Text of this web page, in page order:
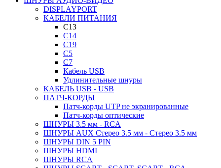
DISPLAYPORT
КАБЕЛИ ПИТАНИЯ
C13
C14
C19
C5
C7
Кабель USB
Удлинительные шнуры
КАБЕЛЬ USB - USB
ПАТЧ-КОРДЫ
Патч-корды UTP не экранированные
Патч-корды оптические
ШНУРЫ 3.5 мм - RCA
ШНУРЫ AUX Стерео 3.5 мм - Стерео 3.5 мм
ШНУРЫ DIN 5 PIN
ШНУРЫ HDMI
ШНУРЫ RCA